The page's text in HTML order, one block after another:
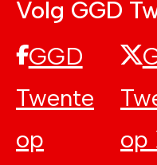
Volg GGD
GGD
Twente
op
op